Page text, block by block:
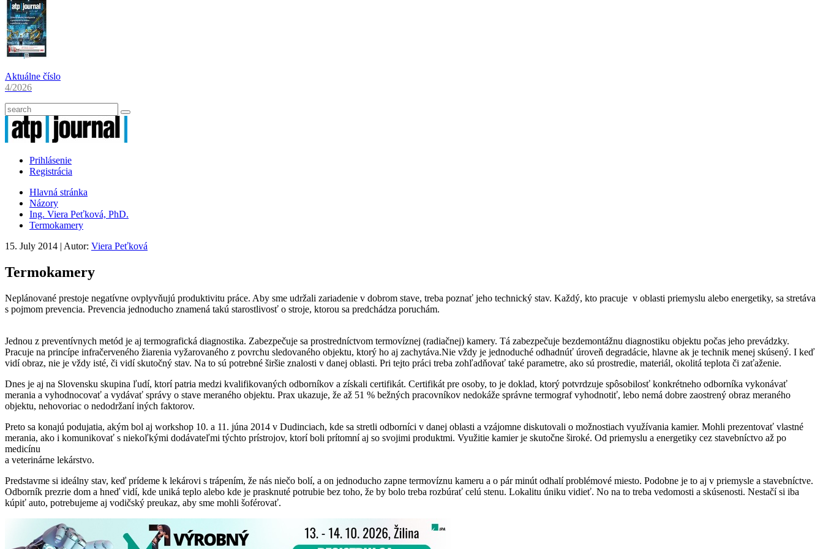
Aktuálne číslo
4/2026
Prihlásenie
Registrácia
Hlavná stránka
Názory
Ing. Viera Peťková, PhD.
Termokamery
15. July 2014 | Autor: Viera Peťková
Termokamery
Neplánované prestoje negatívne ovplyvňujú produktivitu práce. Aby sme udržali zariadenie v dobrom stave, treba poznať jeho technický stav. Každý, kto pracuje v oblasti priemyslu alebo energetiky, sa stretáva
s pojmom prevencia. Prevencia jednoducho znamená takú starostlivosť o stroje, ktorou sa predchádza poruchám.
Jednou z preventívnych metód je aj termografická diagnostika. Zabezpečuje sa prostredníctvom termovíznej (radiačnej) kamery. Tá zabezpečuje bezdemontážnu diagnostiku objektu počas jeho prevádzky.
Pracuje na princípe infračerveného žiarenia vyžarovaného z povrchu sledovaného objektu, ktorý ho aj zachytáva.Nie vždy je jednoduché odhadnúť úroveň degradácie, hlavne ak je technik menej skúsený. I keď
vidí obraz, nie je vždy isté, či vidí skutočný stav. Na to sú potrebné širšie znalosti v danej oblasti. Pri tejto práci treba zohľadňovať také parametre, ako sú prostredie, materiál, okolitá teplota či zaťaženie.
Dnes je aj na Slovensku skupina ľudí, ktorí patria medzi kvalifikovaných odborníkov a získali certifikát. Certifikát pre osoby, to je doklad, ktorý potvrdzuje spôsobilosť konkrétneho odborníka vykonávať
merania a vyhodnocovať a vydávať správy o stave meraného objektu. Prax ukazuje, že až 51 % bežných pracovníkov nedokáže správne termograf vyhodnotiť, lebo nemá dobre zaostrený obraz meraného
objektu, nehovoriac o nedodržaní iných faktorov.
Preto sa konajú podujatia, akým bol aj workshop 10. a 11. júna 2014 v Dudinciach, kde sa stretli odborníci v danej oblasti a vzájomne diskutovali o možnostiach využívania kamier. Mohli prezentovať vlastné
merania, ako i komunikovať s niekoľkými dodávateľmi týchto prístrojov, ktorí boli prítomní aj so svojimi produktmi. Využitie kamier je skutočne široké. Od priemyslu a energetiky cez stavebníctvo až po
medicínu
a veterinárne lekárstvo.
Predstavme si ideálny stav, keď prídeme k lekárovi s trápením, že nás niečo bolí, a on jednoducho zapne termovíznu kameru a o pár minút odhalí problémové miesto. Podobne je to aj v priemysle a stavebníctve.
Odborník prezrie dom a hneď vidí, kde uniká teplo alebo kde je prasknuté potrubie bez toho, že by bolo treba rozbúrať celú stenu. Lokalitu úniku vidieť. No na to treba vedomosti a skúsenosti. Nestačí si iba
kúpiť auto, potrebujeme aj vodičský preukaz, aby sme mohli šoférovať.